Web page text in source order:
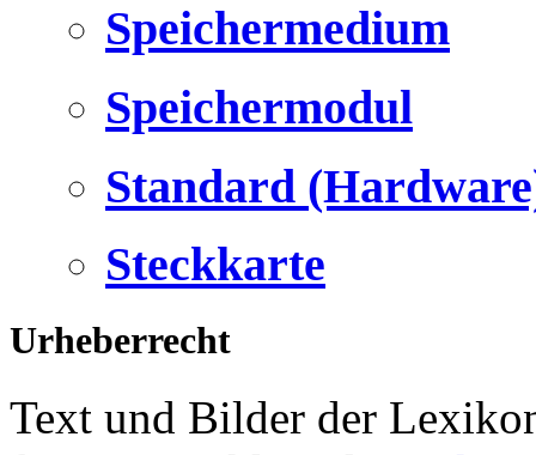
Speichermedium
Speichermodul
Standard
Steckkarte
Urheberrecht
Text und Bilder der